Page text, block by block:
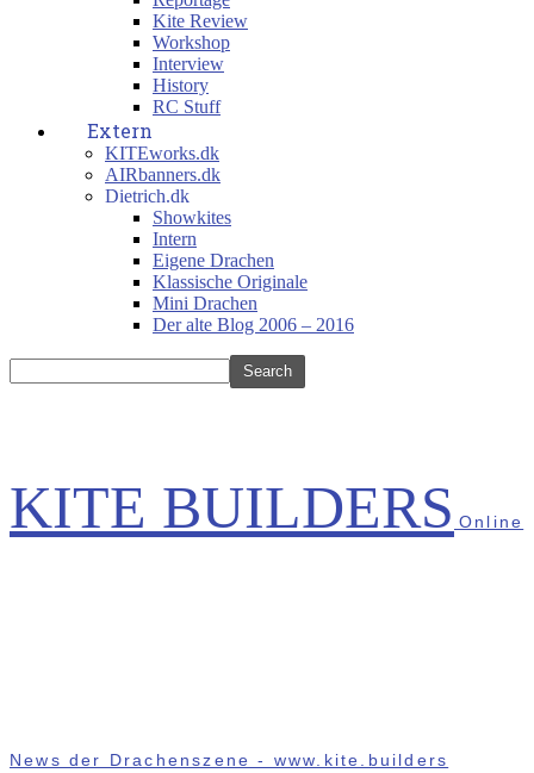
Kite Review
Workshop
Interview
History
RC Stuff
Extern
KITEworks.dk
AIRbanners.dk
Dietrich.dk
Showkites
Intern
Eigene Drachen
Klassische Originale
Mini Drachen
Der alte Blog 2006 – 2016
KITE BUILDERS Online
News der Drachenszene - www.kite.builders